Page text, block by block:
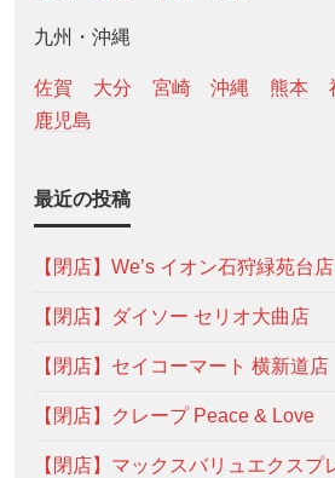
九州・沖縄
佐賀 大分 宮崎 沖縄 熊本
鹿児島
最近の投稿
【閉店】We’s イオン石狩緑苑台店
【閉店】ダイソー セリオ大曲店
【閉店】セイコーマート 横新道店
【閉店】クレープ Peace & Love
【閉店】マックスバリュエクスプ